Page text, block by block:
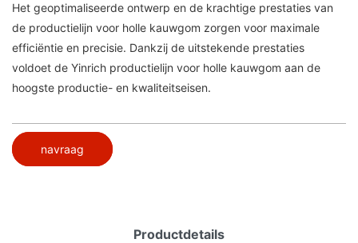
Het geoptimaliseerde ontwerp en de krachtige prestaties van
de productielijn voor holle kauwgom zorgen voor maximale
efficiëntie en precisie. Dankzij de uitstekende prestaties
voldoet de Yinrich productielijn voor holle kauwgom aan de
hoogste productie- en kwaliteitseisen.
navraag
Productdetails